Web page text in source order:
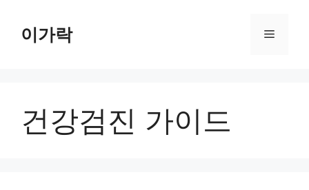
이가락 메
건강검진 가이드